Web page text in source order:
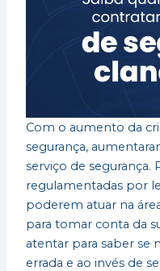
Com o aumento da
segurança,
serviço de segurança.
regulamentadas por
poderem atuar na
para tomar conta da
atentar para saber se
errada e ao invés de